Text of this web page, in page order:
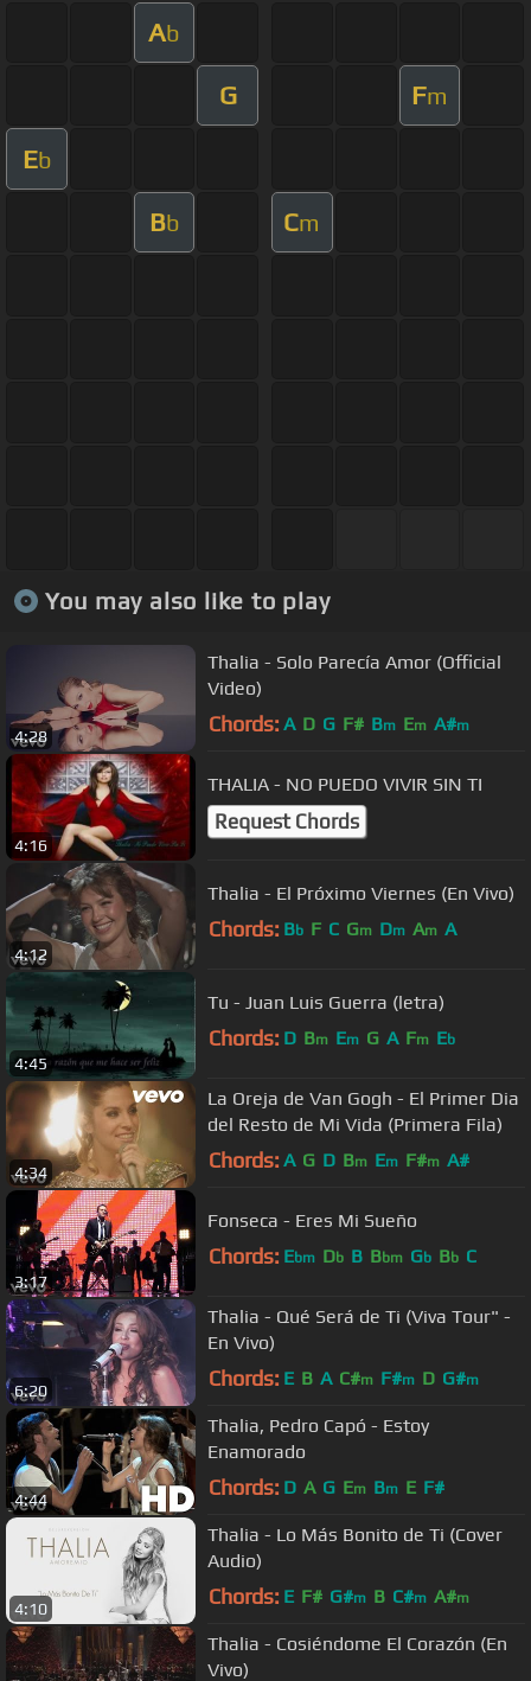
Ab
G Fm
Eb
Bb Cm
You may also like to play
4:28
Thalia - Solo Parecía Amor (Official
Video)
Chords: A D G F# Bm Em A#m
4:16
THALIA - NO PUEDO VIVIR SIN TI
Request Chords
4:12
Thalia - El Próximo Viernes (En Vivo)
Chords: Bb F C Gm Dm Am A
4:45
Tu - Juan Luis Guerra (letra)
Chords: D Bm Em G A Fm Eb
4:34
La Oreja de Van Gogh - El Primer Dia
del Resto de Mi Vida (Primera Fila)
Chords: A G D Bm Em F#m A#
3:17
Fonseca - Eres Mi Sueño
Chords: Ebm Db B Bbm Gb Bb C
6:20
Thalia - Qué Será de Ti (Viva Tour" -
En Vivo)
Chords: E B A C#m F#m D G#m
4:44
Thalia, Pedro Capó - Estoy
Enamorado
Chords: D A G Em Bm E F#
4:10
Thalia - Lo Más Bonito de Ti (Cover
Audio)
Chords: E F# G#m B C#m A#m
Thalia - Cosiéndome El Corazón (En
Vivo)